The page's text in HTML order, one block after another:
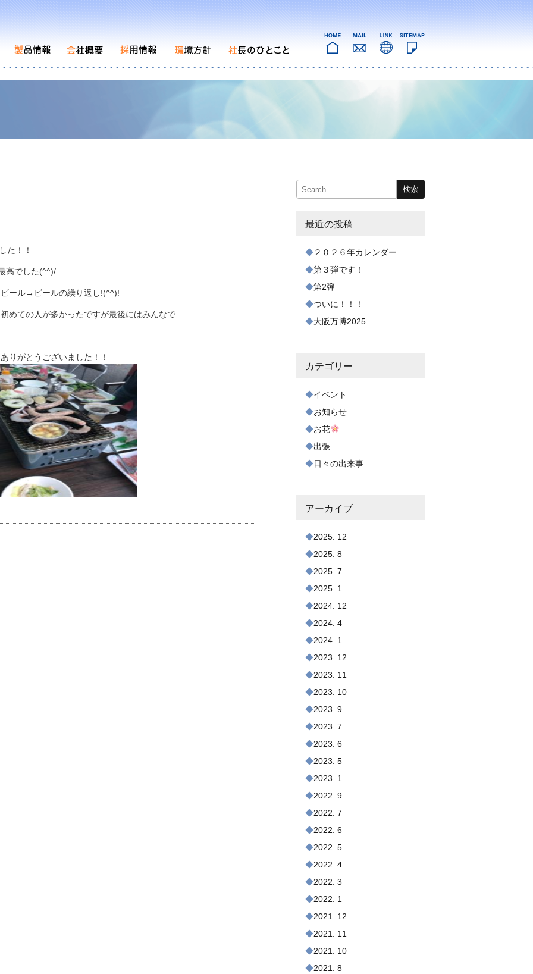
た！！
高でした(^^)/
ール→ビールの繰り返し!(^^)!
めての人が多かったですが最後にはみんなで
りがとうございました！！
最近の投稿
２０２６年カレンダー
第３弾です！
第2弾
ついに！！！
大阪万博2025
カテゴリー
イベント
お知らせ
お花
出張
日々の出来事
アーカイブ
2025. 12
2025. 8
2025. 7
2025. 1
2024. 12
2024. 4
2024. 1
2023. 12
2023. 11
2023. 10
2023. 9
2023. 7
2023. 6
2023. 5
2023. 1
2022. 9
2022. 7
2022. 6
2022. 5
2022. 4
2022. 3
2022. 1
2021. 12
2021. 11
2021. 10
2021. 8